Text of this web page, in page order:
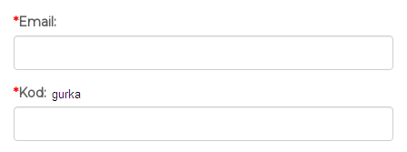
*Email:
*Kod: